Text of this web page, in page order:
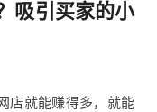
吸引买家的小
店就能赚得多，就能